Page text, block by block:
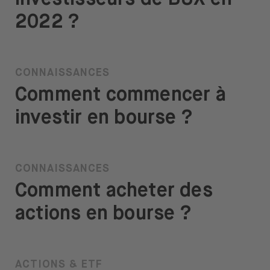
2022 ?
CONNAISSANCES
Comment commencer à
investir en bourse ?
CONNAISSANCES
Comment acheter des
actions en bourse ?
ACTIONS & ETF